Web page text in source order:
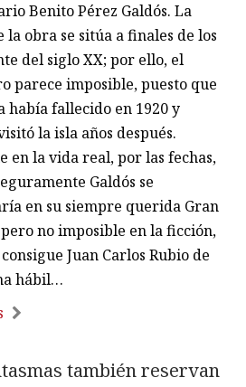
Benito Pérez Galdós. La
la obra se sitúa a finales de los
del siglo XX; por ello, el
parece imposible, puesto que
había fallecido en 1920 y
la isla años después.
en la vida real, por las fechas,
Galdós se
en su siempre querida Gran
no imposible en la ficción,
Juan Carlos Rubio de
hábil…
también reservan